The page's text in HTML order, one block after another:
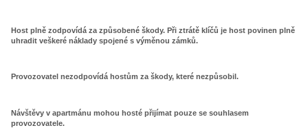
Host plně zodpovídá za způsobené škody. Při ztrátě klíčů je host povinen plně
uhradit veškeré náklady spojené s výměnou zámků.
Provozovatel nezodpovídá hostům za škody, které nezpůsobil.
Návštěvy v apartmánu mohou hosté přijímat pouze se souhlasem
provozovatele.